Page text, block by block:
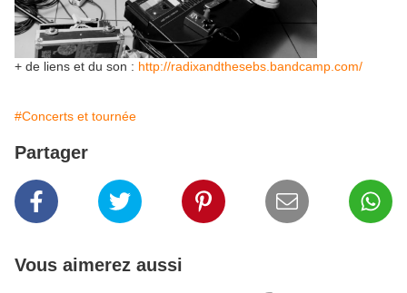
+ de liens et du son : http://radixandthesebs.bandcamp.com/
#Concerts et tournée
Partager
Vous aimerez aussi